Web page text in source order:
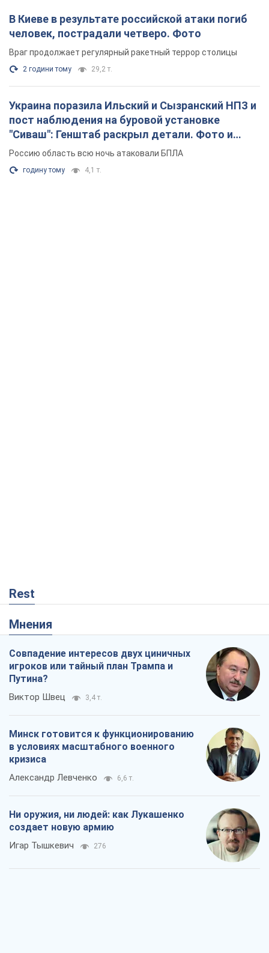
В Киеве в результате российской атаки погиб
человек, пострадали четверо. Фото
Враг продолжает регулярный ракетный террор столицы
2 години тому 29,2 т.
Украина поразила Ильский и Сызранский НПЗ и
пост наблюдения на буровой установке
"Сиваш": Генштаб раскрыл детали. Фото и
видео
Россию область всю ночь атаковали БПЛА
годину тому 4,1 т.
Rest
Мнения
Совпадение интересов двух циничных
игроков или тайный план Трампа и
Путина?
Виктор Швец 3,4 т.
Минск готовится к функционированию
в условиях масштабного военного
кризиса
Александр Левченко 6,6 т.
Ни оружия, ни людей: как Лукашенко
создает новую армию
Игар Тышкевич 276